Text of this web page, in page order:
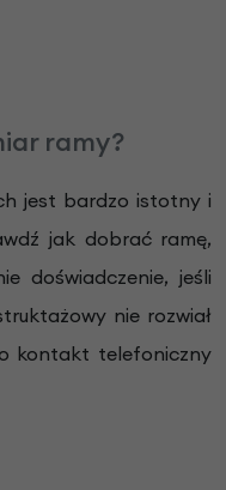
ramy?
jest bardzo istotny i
jak dobrać ramę,
doświadczenie, jeśli
nie rozwiał
kontakt telefoniczny